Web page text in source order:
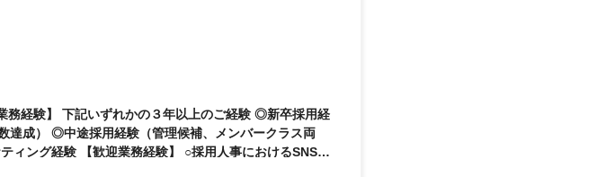
達成） ◎中途採用経験（管理候補、メンバークラス両
用人事におけるSNS活